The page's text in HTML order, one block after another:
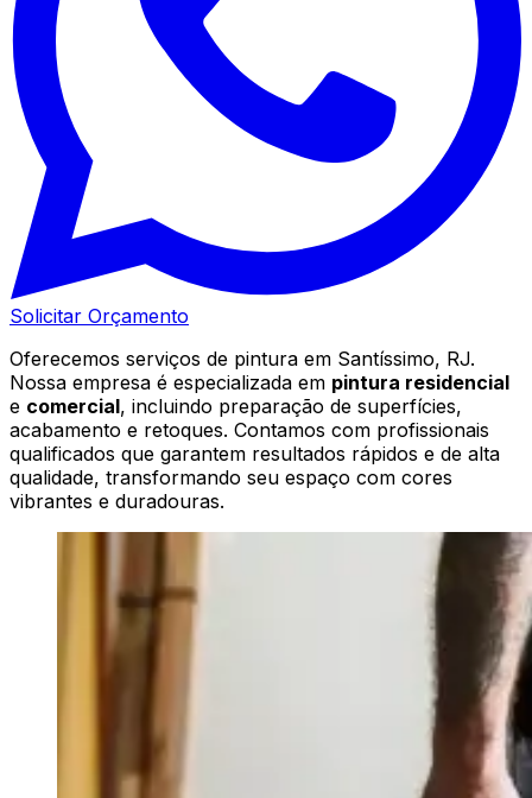
Solicitar Orçamento
Oferecemos serviços de pintura em Santíssimo, RJ.
Nossa empresa é especializada em pintura residencial
e comercial, incluindo preparação de superfícies,
acabamento e retoques. Contamos com profissionais
qualificados que garantem resultados rápidos e de alta
qualidade, transformando seu espaço com cores
vibrantes e duradouras.